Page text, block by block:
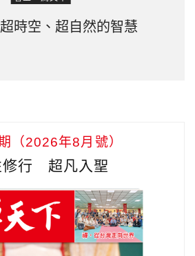
時空、超自然的智慧
（2026年8月號）
修行 超凡入聖